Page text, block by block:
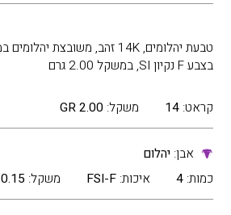
בצבע F נקיון SI, במשקל 2.00 גרם
קראט: 14 משקל: 2.00 GR
אבן:יהלום
כמות: 4 איכות: FSI-F משקל: 0.15 CT